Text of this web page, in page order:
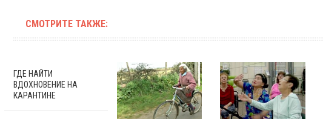
СМОТРИТЕ ТАКЖЕ:
ГДЕ НАЙТИ
ВДОХНОВЕНИЕ НА
КАРАНТИНЕ